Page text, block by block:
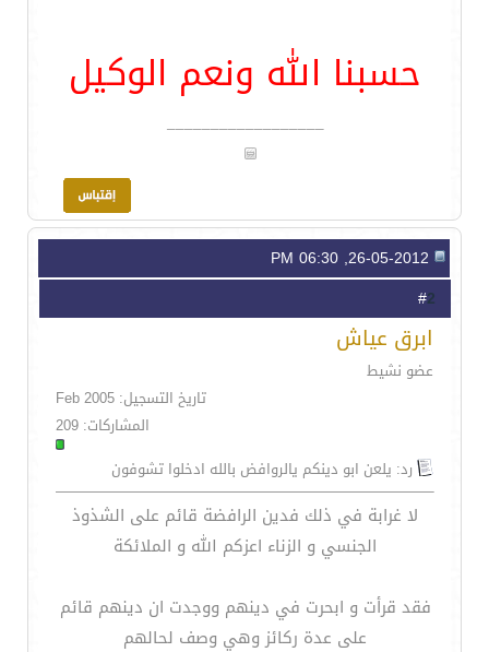
حسبنا الله ونعم الوکیل
__________________
2
ابرق عياش
عضو نشيط
تاريخ التسجيل: Feb 2005
المشاركات: 209
رد: يلعن ابو دينكم يالروافض بالله ادخلوا تشوفون
لا غرابة في ذلك فدين الرافضة قائم على الشذوذ
الجنسي و الزناء اعزكم الله و الملائكة
فقد قرأت و ابحرت في دينهم ووجدت ان دينهم قائم
على عدة ركائز وهي وصف لحالهم